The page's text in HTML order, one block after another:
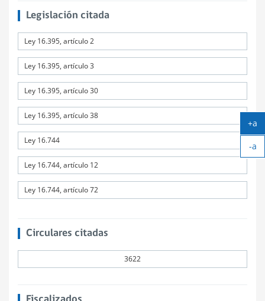
Legislación citada
Ley 16.395, artículo 2
Ley 16.395, artículo 3
Ley 16.395, artículo 30
Ley 16.395, artículo 38
Ley 16.744
Ley 16.744, artículo 12
Ley 16.744, artículo 72
Circulares citadas
3622
+a
-a